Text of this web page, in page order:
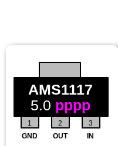
1 2
3
GND
OUT IN
AMS1117
5.0 pppp